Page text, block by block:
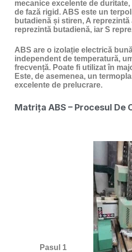
mecanice excelente de
de fază rigid. ABS este un
butadienă și stiren, A
reprezintă butadienă, iar S
ABS are o izolație electrică
independent de temperatură,
frecvență. Poate fi utilizat în
Este, de asemenea, un
excelente de prelucrare.
Matrița ABS – Procesul De
Pasul 1